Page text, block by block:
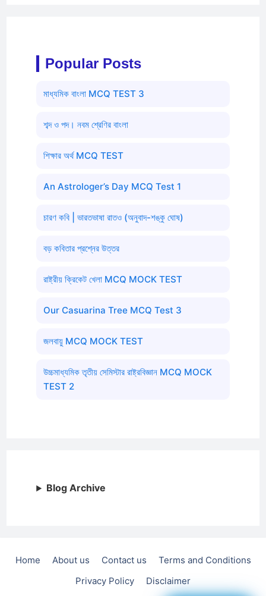
Popular Posts
মাধ্যমিক বাংলা MCQ TEST 3
শব্দ ও পদ। নবম শ্রেণির বাংলা
শিক্ষার অর্থ MCQ TEST
An Astrologer’s Day MCQ Test 1
চারণ কবি | ভারতভাষা রাতও (অনুবাদ-শঙ্কু ঘোষ)
বড় কবিতার প্রশ্নের উত্তর
রাষ্ট্রীয় ক্রিকেট খেলা MCQ MOCK TEST
Our Casuarina Tree MCQ Test 3
জলবায়ু MCQ MOCK TEST
উচ্চমাধ্যমিক তৃতীয় সেমিস্টার রাষ্ট্রবিজ্ঞান MCQ MOCK
TEST 2
Blog Archive
Home About us Contact us
Terms and Conditions
Privacy Policy
Disclaimer